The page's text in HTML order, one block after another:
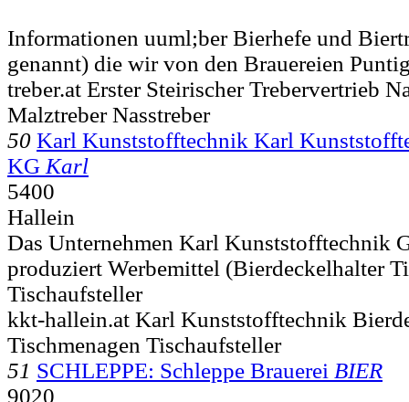
Informationen uuml;ber Bierhefe und
genannt) die wir von den Brauereien
treber.at Erster Steirischer Trebervertrieb
Malztreber Nasstreber
50 Karl Kunststofftechnik Karl
KG Karl
5400
Hallein
Das Unternehmen Karl Kunststofftechnik
produziert Werbemittel (Bierdeckelhalter
Tischaufsteller
kkt-hallein.at Karl Kunststofftechnik
Tischmenagen Tischaufsteller
51 SCHLEPPE: Schleppe Brauerei BIER
9020